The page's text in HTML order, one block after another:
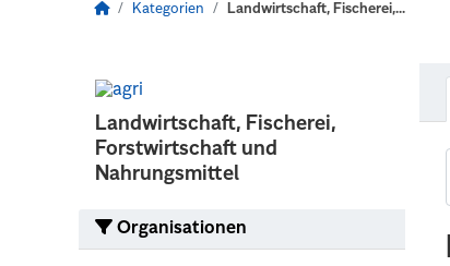
Kategorien Landwirtschaft, Fischerei,...
Landwirtschaft, Fischerei,
Forstwirtschaft und
Nahrungsmittel
Organisationen